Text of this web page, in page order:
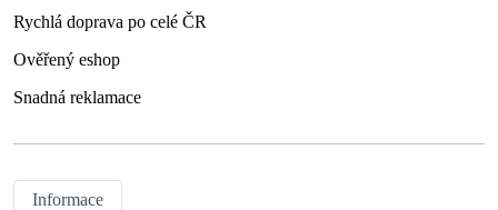
Rychlá doprava po celé ČR
Ověřený eshop
Snadná reklamace
Informace